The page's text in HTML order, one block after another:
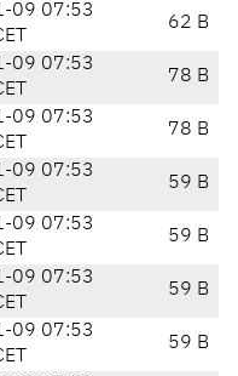
09 07:53
62 B
09 07:53
78 B
09 07:53
78 B
09 07:53
59 B
09 07:53
59 B
09 07:53
59 B
09 07:53
59 B